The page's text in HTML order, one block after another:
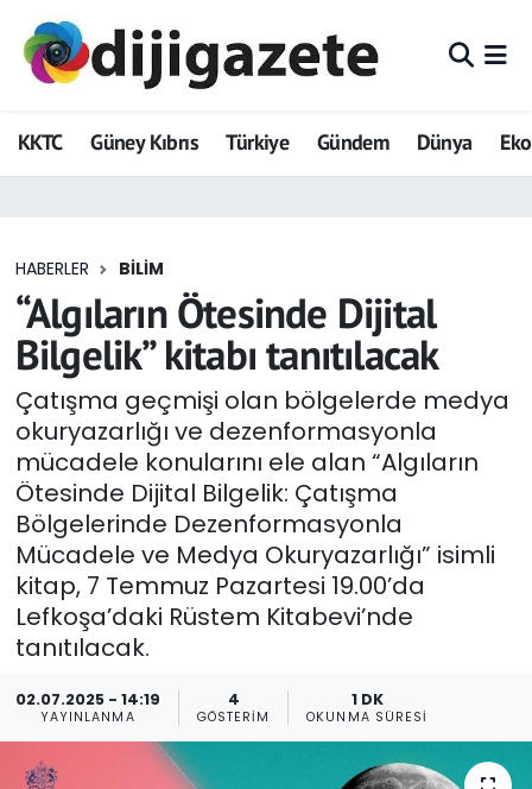
KKTC Güney Kıbrıs Türkiye Gündem Dünya
HABERLER BILIM
“Algıların Ötesinde Dijital
Bilgelik” kitabı tanıtılacak
Çatışma geçmişi olan bölgelerde medya
okuryazarlığı ve dezenformasyonla
mücadele konularını ele alan “Algıların
Ötesinde Dijital Bilgelik: Çatışma
Bölgelerinde Dezenformasyonla
Mücadele ve Medya Okuryazarlığı” isimli
kitap, 7 Temmuz Pazartesi 19.00’da
Lefkoşa’daki Rüstem Kitabevi’nde
tanıtılacak.
02.07.2025 - 14:19
YAYINLANMA
4
GÖSTERIM
1 DK
OKUNMA SÜRESI
ADVERTORIAL
Dijigazete
Eğitim
Ekonomi
Foto Galeri
GEZİ
Güncel
Gündem
KKTC
KKTC YEREL SEÇİM 2018
Kültür Sanat
Hava Durumu
Trafik Durumu
Tüm Manşetler
Son Dakika Haberleri
Haber Arşivi